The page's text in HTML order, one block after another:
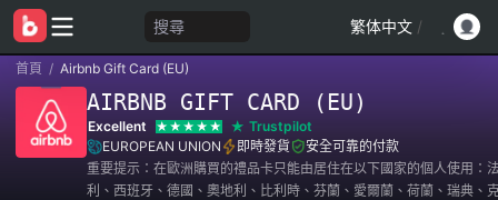
搜尋 繁体中文 /
首頁 / Airbnb Gift Card (EU)
AIRBNB GIFT CARD (EU)
Excellent
Trustpilot
EUROPEAN UNION
即時發貨
安全可靠的付款
重要提示：在歐洲購買的禮品卡只能由居住在以下國家的個人使用：
利、西班牙、德國、奧地利、比利時、芬蘭、愛爾蘭、荷蘭、瑞典、